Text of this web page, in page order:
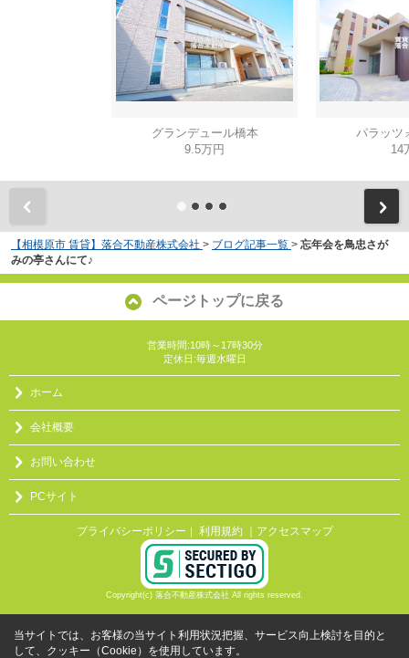
グランデュール橋本
9.5万円
パラッツ
14
【相模原市 賃貸】落合不動産株式会社 > ブログ記事一覧 > 忘年会を鳥忠さが
みの亭さんにて♪
ページトップに戻る
営業時間:10時～17時30分
定休日:毎週水曜日
ホーム
会社概要
お問い合わせ
PCサイト
プライバシーポリシー 利用規約 ｜アクセスマップ
Copyright(c) 落合不動産株式会社 All rights reserved.
当サイトでは、お客様の当サイト利用状況把握、サービス向上検討を目的と
して、クッキー（Cookie）を使用しています。